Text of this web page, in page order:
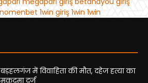
बड़हलगंज में विवाहिता की मौत, दहेज हत्या का
मुकदमा दर्ज